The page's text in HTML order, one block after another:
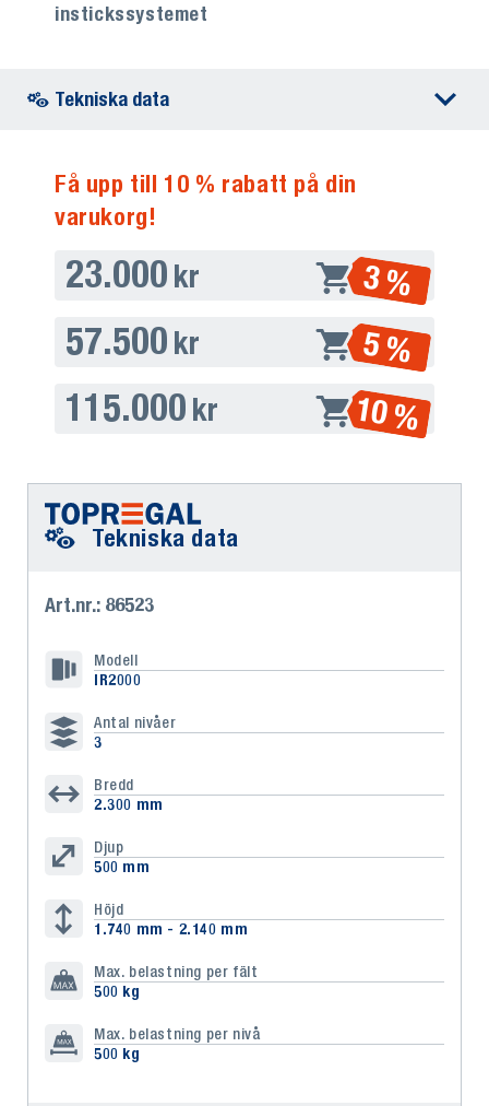
instickssystemet
Tekniska data
Få upp till 10 % rabatt på din
varukorg!
23.000 kr 3 %
57.500 kr 5 %
115.000 kr 10 %
Tekniska data
Art.nr.: 86523
Modell
IR2000
Antal nivåer
3
Bredd
2.300 mm
Djup
500 mm
Höjd
1.740 mm - 2.140 mm
Max. belastning per fält
500 kg
Max. belastning per nivå
500 kg